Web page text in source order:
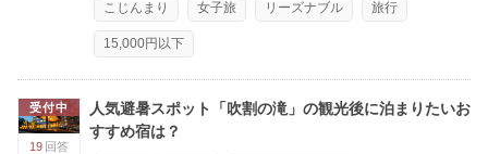
こじんまり 女子旅 リーズナブル 旅行
15,000円以下
受付中
19 回答
人気避暑スポット「吹割の滝」の観光後に泊まりたいお
すすめ宿は？